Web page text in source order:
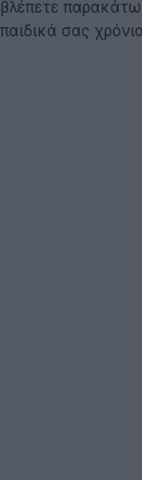
βλέπετε
παιδικά σας